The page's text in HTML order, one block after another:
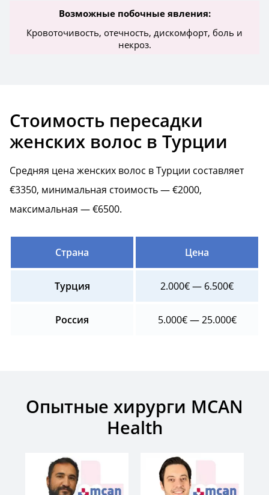
Возможные побочные явления:
Кровоточивость, отечность, дискомфорт, боль и
некроз.
Стоимость пересадки
женских волос в Турции
Средняя цена женских волос в Турции составляет
€3350, минимальная стоимость — €2000,
максимальная — €6500.
Страна Цена
Турция 2.000€ — 6.500€
Россия 5.000€ — 25.000€
Опытные хирурги MCAN
Health